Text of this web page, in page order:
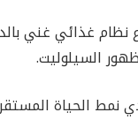
نظام غذائي غني
السيلوليت.
نمط الحياة